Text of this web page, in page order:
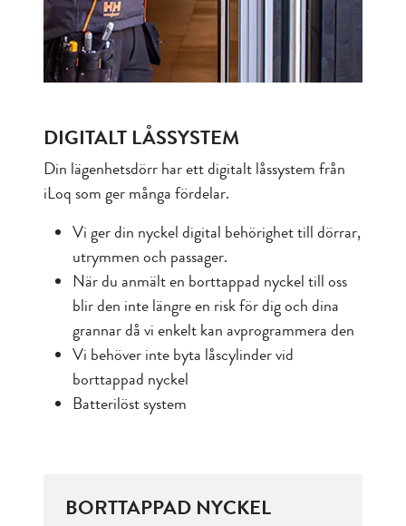
DIGITALT LÅSSYSTEM
Din lägenhetsdörr har ett digitalt låssystem från
iLoq som ger många fördelar.
Vi ger din nyckel digital behörighet till dörrar,
utrymmen och passager.
När du anmält en borttappad nyckel till oss
blir den inte längre en risk för dig och dina
grannar då vi enkelt kan avprogrammera den
Vi behöver inte byta låscylinder vid
borttappad nyckel
Batterilöst system
BORTTAPPAD NYCKEL